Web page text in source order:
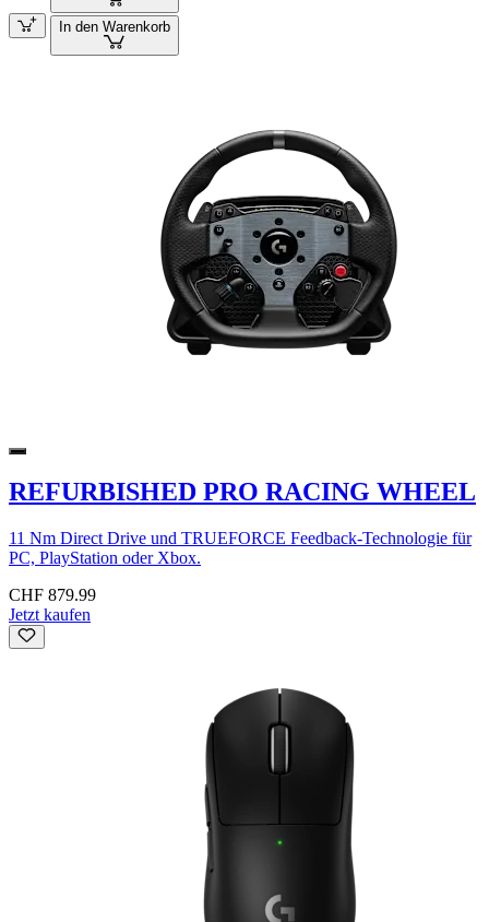
In den Warenkorb
REFURBISHED PRO RACING WHEEL
11 Nm Direct Drive und TRUEFORCE Feedback-Technologie für
PC, PlayStation oder Xbox.
CHF 879.99
Jetzt kaufen